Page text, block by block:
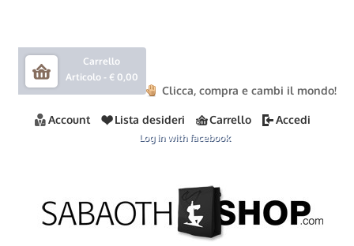
Carrello
Articolo - € 0,00
Clicca, compra e cambi il mondo!
Account Lista desideri Carrello Accedi
Log in with facebook